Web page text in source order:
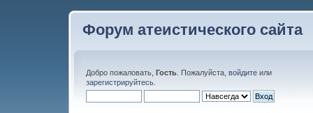
Форум атеистического сайта
Добро пожаловать, Гость . Пожалуйста, войдите или
зарегистрируйтесь